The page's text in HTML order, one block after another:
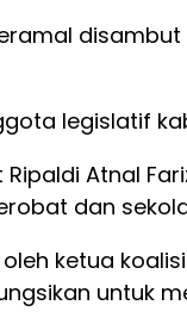
legislatif
Atnal
dan
ketua
untuk